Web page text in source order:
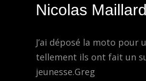
Nicolas Maillard
J’ai déposé la moto
tellement ils ont fait un
jeunesse.Greg